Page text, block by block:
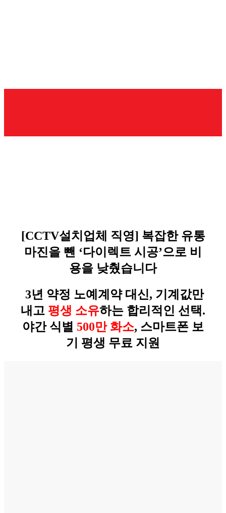
[CCTV설치업체 직영] 복잡한 유통
마진을 뺀 ‘다이렉트 시공’으로 비
용을 낮췄습니다
3년 약정 노예계약 대신, 기계값만
내고 평생 소유하는 합리적인 선택.
야간 식별 500만 화소, 스마트폰 보
기 평생 무료 지원